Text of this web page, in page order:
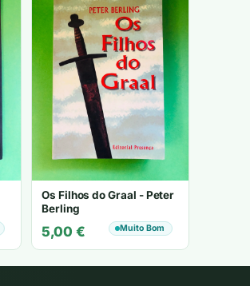
Os Filhos do Graal - Peter
Berling
5,00 € Muito Bom